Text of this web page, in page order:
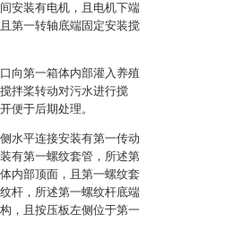
安装有电机，且电机下端
第一转轴底端固定安装搅
向第一箱体内部灌入养殖
拌桨转动对污水进行搅
便于后期处理。
水平连接安装有第一传动
有第一螺纹套管，所述第
内部顶面，且第一螺纹套
杆，所述第一螺纹杆底端
，且按压板左侧位于第一